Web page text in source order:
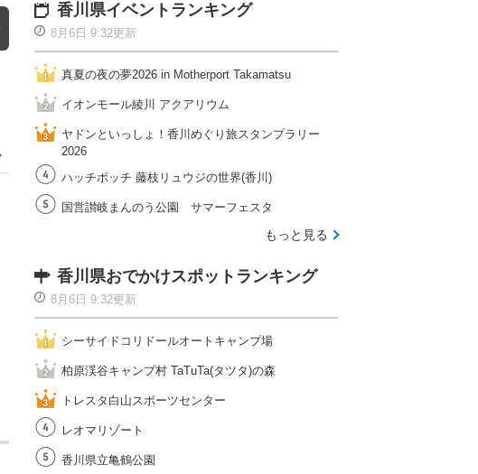
香川県イベントランキング
8月6日 9:32更新
真夏の夜の夢2026 in Motherport Takamatsu
イオンモール綾川 アクアリウム
ヤドンといっしょ！香川めぐり旅スタンプラリー
2026
ハッチポッチ 藤枝リュウジの世界(香川)
国営讃岐まんのう公園 サマーフェスタ
もっと見る
香川県おでかけスポットランキング
8月6日 9:32更新
シーサイドコリドールオートキャンプ場
柏原渓谷キャンプ村 TaTuTa(タツタ)の森
トレスタ白山スポーツセンター
レオマリゾート
香川県立亀鶴公園